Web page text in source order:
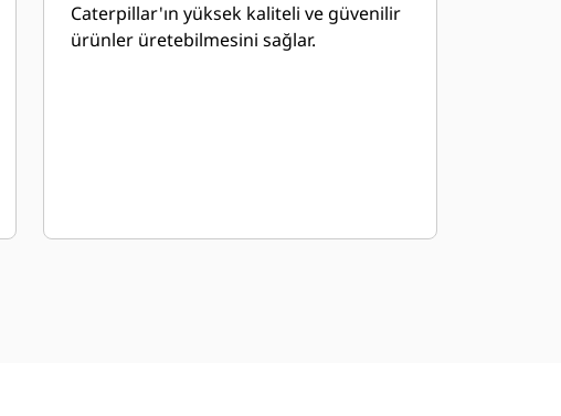
Caterpillar'ın yüksek kaliteli ve güvenilir
ürünler üretebilmesini sağlar.